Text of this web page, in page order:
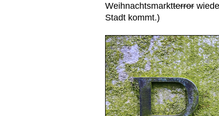
Weihnachtsmarktterror
Stadt kommt.)